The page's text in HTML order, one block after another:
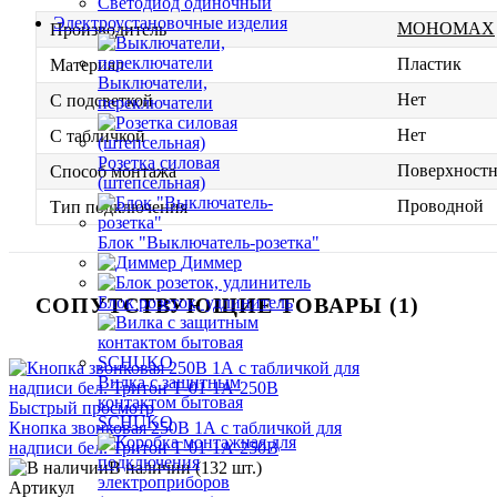
Электроустановочные изделия
Выключатели,
переключатели
Розетка силовая
(штепсельная)
Блок "Выключатель-розетка"
Диммер
Блок розеток, удлинитель
Вилка с защитным
контактом бытовая
SCHUKO
Производитель
МОНОМАХ
Материал
Пластик
С подсветкой
Нет
С табличкой
Нет
Способ монтажа
Тип подключения
Проводной
СОПУТСТВУЮЩИЕ ТОВАРЫ (1)
Быстрый просмотр
Кнопка звонковая 250В 1А с табличкой для
надписи бел. Тритон Т-01-1А-250В
В наличии (132 шт.)
Артикул